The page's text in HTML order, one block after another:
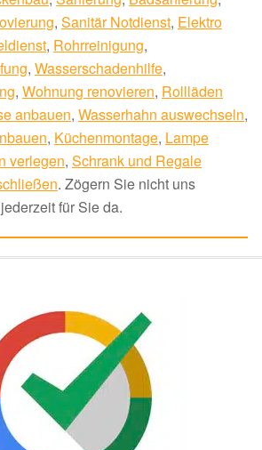
, Sanitär Notdienst, Elektro
, Rohrreinigung,
, Wasserschadenhilfe,
, Wohnung renovieren, Rollläden
anbauen, Wasserhahn auswechseln,
, Küchenmontage, Lampe
verlegen, Schrank und Regale
. Zögern Sie nicht uns
für Sie da.